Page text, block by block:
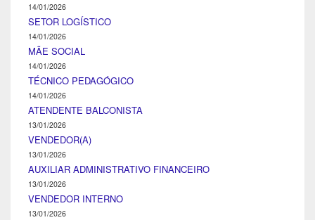
14/01/2026
SETOR LOGÍSTICO
14/01/2026
MÃE SOCIAL
14/01/2026
TÉCNICO PEDAGÓGICO
14/01/2026
ATENDENTE BALCONISTA
13/01/2026
VENDEDOR(A)
13/01/2026
AUXILIAR ADMINISTRATIVO FINANCEIRO
13/01/2026
VENDEDOR INTERNO
13/01/2026